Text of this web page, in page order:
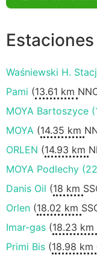
Waśniewski H.
Pami (13.61 km
MOYA Bartoszyce
MOYA (14.35 km
ORLEN (14.93 km
MOYA Podlechy
Danis Oil (18 km
Orlen (18.02 km
Imar-gas (18.23 km
Primi Bis (18.98 km